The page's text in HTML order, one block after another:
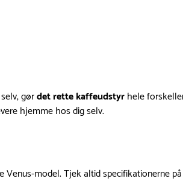
gørdet rette kaffeudstyrhele
hjemme hos dig selv.
model. Tjek altid specifikationerne